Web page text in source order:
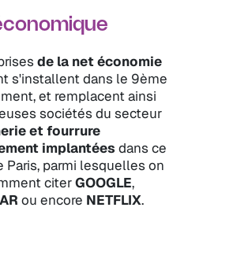
de la net économie
s'installent dans le 9ème
et remplacent ainsi
sociétés du secteur
et fourrure
implantées dans ce
Paris, parmi lesquelles on
citerGOOGLE,
ou encore NETFLIX.